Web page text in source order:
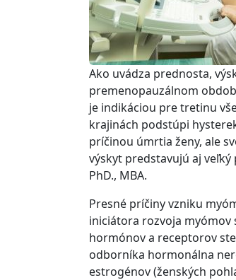
Ako uvádza prednosta,
premenopauzálnom
je indikáciou pre tretinu
krajinách podstúpi
príčinou úmrtia ženy, ale
výskyt predstavujú aj veľký
PhD., MBA.
Presné príčiny vzniku
iniciátora rozvoja myómov
hormónov a receptorov
odborníka hormonálna
estrogénov (ženských